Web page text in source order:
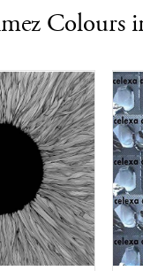
Colours